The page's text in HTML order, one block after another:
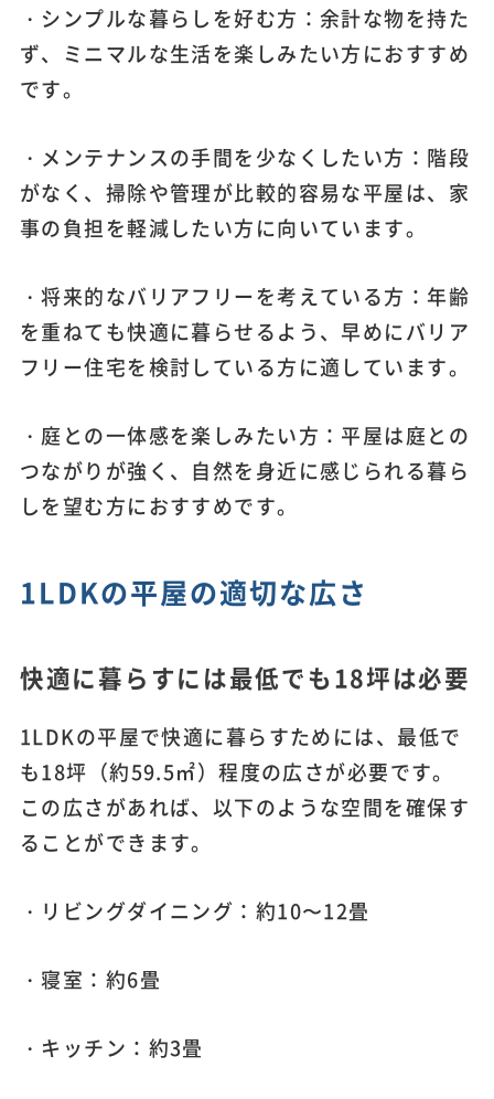
・シンプルな暮らしを好む方：余計な物を持た
ず、ミニマルな生活を楽しみたい方におすすめ
です。
・メンテナンスの手間を少なくしたい方：階段
がなく、掃除や管理が比較的容易な平屋は、家
事の負担を軽減したい方に向いています。
・将来的なバリアフリーを考えている方：年齢
を重ねても快適に暮らせるよう、早めにバリア
フリー住宅を検討している方に適しています。
・庭との一体感を楽しみたい方：平屋は庭との
つながりが強く、自然を身近に感じられる暮ら
しを望む方におすすめです。
1LDKの平屋の適切な広さ
快適に暮らすには最低でも18坪は必要
1LDKの平屋で快適に暮らすためには、最低で
も18坪（約59.5㎡）程度の広さが必要です。
この広さがあれば、以下のような空間を確保す
ることができます。
・リビングダイニング：約10〜12畳
・寝室：約6畳
・キッチン：約3畳